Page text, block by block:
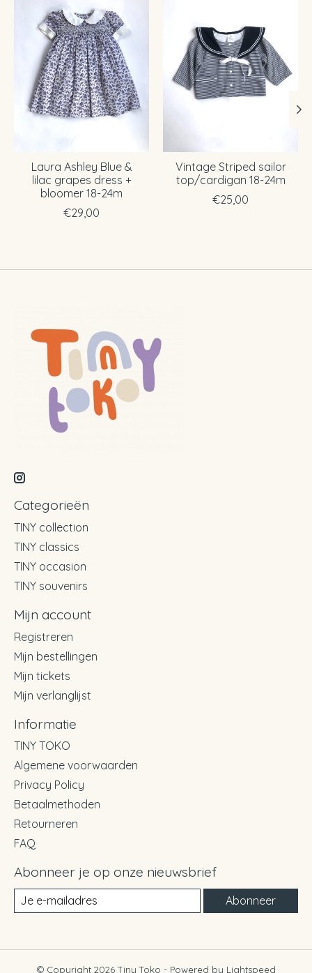
Laura Ashley Blue &
lilac grapes dress +
bloomer 18-24m
€29,00
Vintage Striped sailor
top/cardigan 18-24m
€25,00
Categorieën
TINY collection
TINY classics
TINY occasion
TINY souvenirs
Mijn account
Registreren
Mijn bestellingen
Mijn tickets
Mijn verlanglijst
Informatie
TINY TOKO
Algemene voorwaarden
Privacy Policy
Betaalmethoden
Retourneren
FAQ
Abonneer je op onze nieuwsbrief
Abonneer
© Copyright 2026 Tiny Toko - Powered by Lightspeed